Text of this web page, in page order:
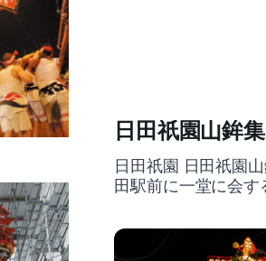
日田祇園山鉾
日田祇園 日田祇園
田駅前に一堂に会す
した「晩山」で開
景は必見です。 開